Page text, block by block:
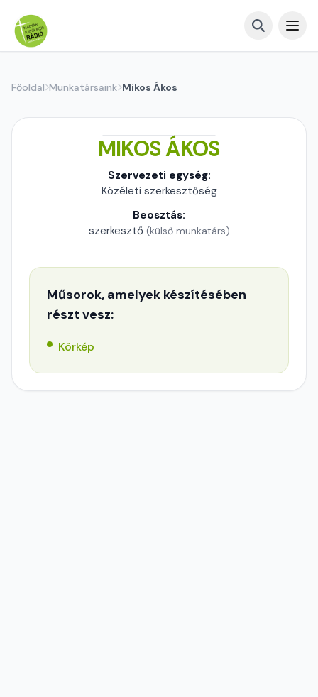
Főoldal Munkatársaink Mikos Ákos
MIKOS ÁKOS
Szervezeti egység:
Közéleti szerkesztőség
Beosztás:
szerkesztő (külső munkatárs)
Műsorok, amelyek készítésében
részt vesz:
Körkép